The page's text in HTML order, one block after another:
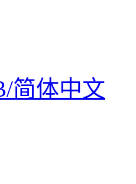
简体中文